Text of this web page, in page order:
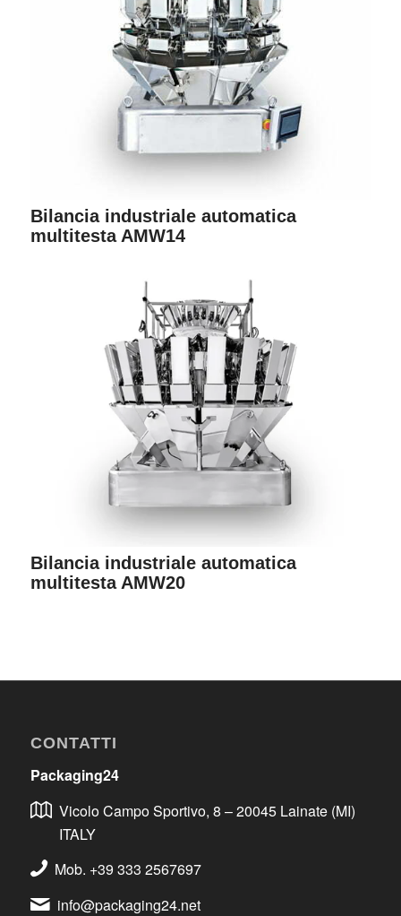
Bilancia industriale automatica
multitesta AMW14
Bilancia industriale automatica
multitesta AMW20
CONTATTI
Packaging24
Vicolo Campo Sportivo, 8 – 20045 Lainate (MI)
ITALY
Mob. +39 333 2567697
info@packaging24.net